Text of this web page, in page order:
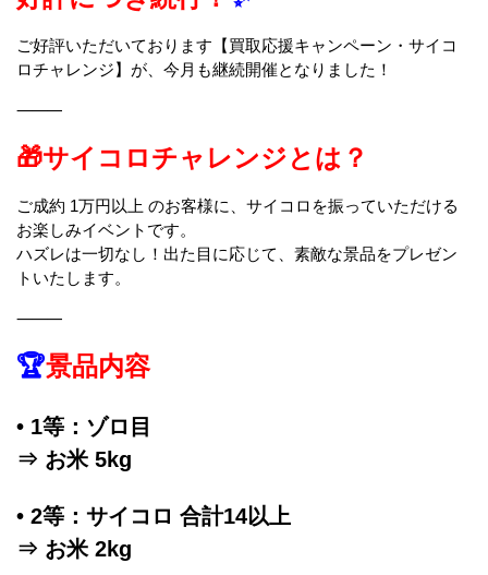
ご好評いただいております【買取応援キャンペーン・サイコ
ロチャレンジ】が、今月も継続開催となりました！
⸻
🎁サイコロチャレンジとは？
ご成約 1万円以上 のお客様に、サイコロを振っていただける
お楽しみイベントです。
ハズレは一切なし！出た目に応じて、素敵な景品をプレゼン
トいたします。
⸻
🏆景品内容
• 1等：ゾロ目
⇒ お米 5kg
• 2等：サイコロ 合計14以上
⇒ お米 2kg